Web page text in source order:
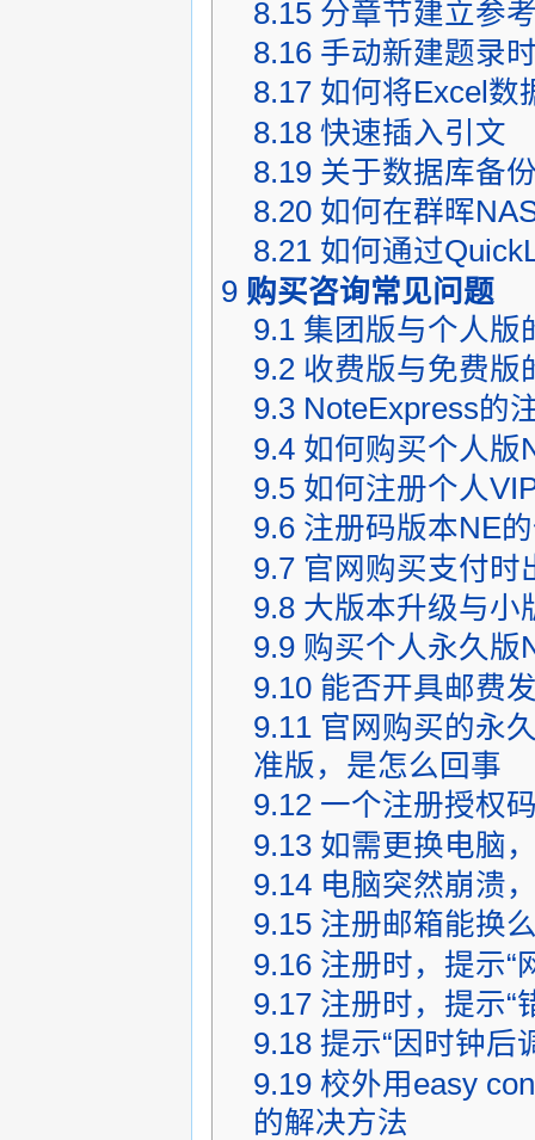
8.15 分章节建立参
8.16 手动新建题录
8.17 如何将Excel数
8.18 快速插入引文
8.19 关于数据库备
8.20 如何在群晖
8.21 如何通过
9 购买咨询常见问题
9.1 集团版与个人版
9.2 收费版与免费版
9.3 NoteExpress的
9.4 如何购买个人版
9.5 如何注册个人
9.6 注册码版本NE
9.7 官网购买支付时
9.8 大版本升级与小
9.9 购买个人永久版
9.10 能否开具邮费
9.11 官网购买的永
准版，是怎么回事
9.12 一个注册授权
9.13 如需更换电脑
9.14 电脑突然崩溃
9.15 注册邮箱能换
9.16 注册时，提示“
9.17 注册时，提示“
9.18 提示“因时钟后
9.19 校外用easy
的解决方法